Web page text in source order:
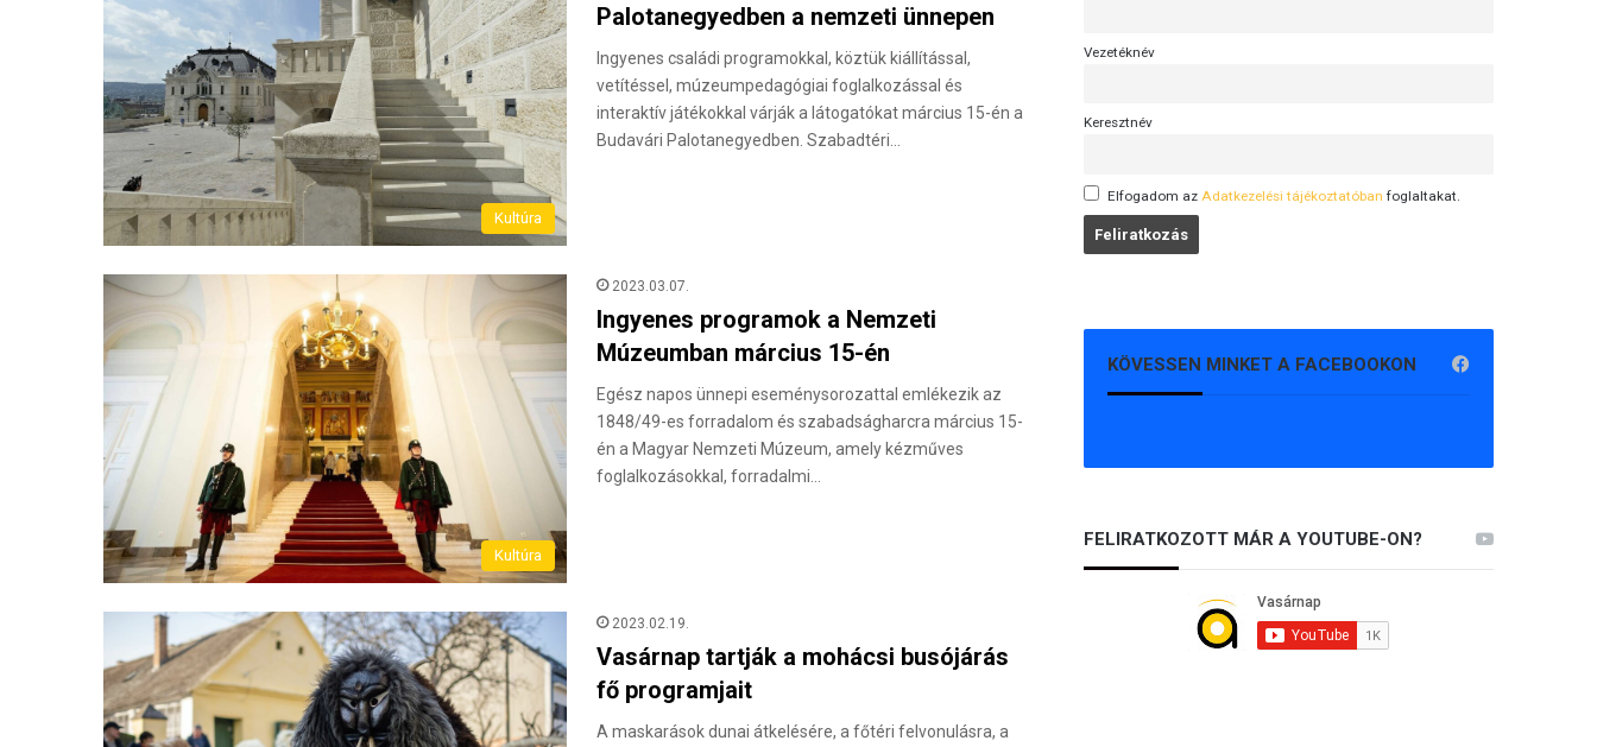
Kultúra
Palotanegyedben a nemzeti ünnepen
Ingyenes családi programokkal, köztük kiállítással,
vetítéssel, múzeumpedagógiai foglalkozással és
interaktív játékokkal várják a látogatókat március 15-én a
Budavári Palotanegyedben. Szabadtéri…
Kultúra
2023.03.07.
Ingyenes programok a Nemzeti
Múzeumban március 15-én
Egész napos ünnepi eseménysorozattal emlékezik az
1848/49-es forradalom és szabadságharcra március 15-
én a Magyar Nemzeti Múzeum, amely kézműves
foglalkozásokkal, forradalmi…
2023.02.19.
Vasárnap tartják a mohácsi busójárás
fő programjait
A maskarások dunai átkelésére, a főtéri felvonulásra, a
Vezetéknév
Keresztnév
Elfogadom az Adatkezelési tájékoztatóban foglaltakat.
KÖVESSEN MINKET A FACEBOOKON
FELIRATKOZOTT MÁR A YOUTUBE-ON?